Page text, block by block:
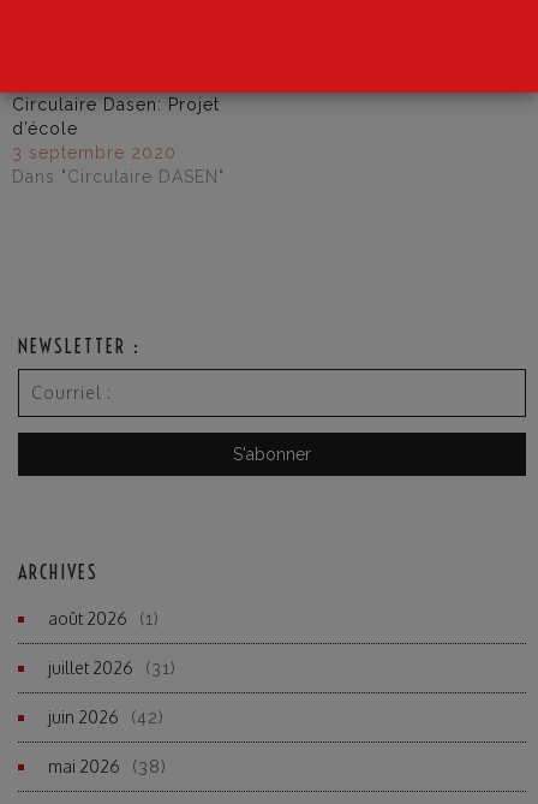
Circulaire Dasen: Projet
d’école
3 septembre 2020
Dans "Circulaire DASEN"
NEWSLETTER :
ARCHIVES
août 2026 (1)
juillet 2026 (31)
juin 2026 (42)
mai 2026 (38)